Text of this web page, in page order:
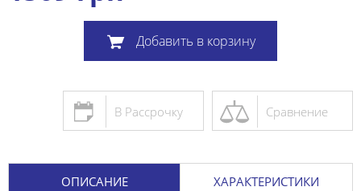
Добавить в корзину
Сравнение
В Рассрочку
ОПИСАНИЕ ХАРАКТЕРИСТИКИ